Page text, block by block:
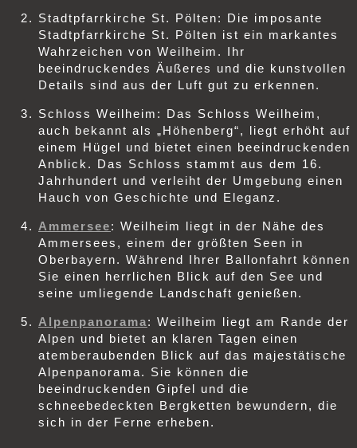
Stadtpfarrkirche St. Pölten: Die imposante
Stadtpfarrkirche St. Pölten ist ein markantes
Wahrzeichen von Weilheim. Ihr
beeindruckendes Äußeres und die kunstvollen
Details sind aus der Luft gut zu erkennen.
Schloss Weilheim: Das Schloss Weilheim,
auch bekannt als „Höhenberg“, liegt erhöht auf
einem Hügel und bietet einen beeindruckenden
Anblick. Das Schloss stammt aus dem 16.
Jahrhundert und verleiht der Umgebung einen
Hauch von Geschichte und Eleganz.
Ammersee: Weilheim liegt in der Nähe des
Ammersees, einem der größten Seen in
Oberbayern. Während Ihrer Ballonfahrt können
Sie einen herrlichen Blick auf den See und
seine umliegende Landschaft genießen.
Alpenpanorama: Weilheim liegt am Rande der
Alpen und bietet an klaren Tagen einen
atemberaubenden Blick auf das majestätische
Alpenpanorama. Sie können die
beeindruckenden Gipfel und die
schneebedeckten Bergketten bewundern, die
sich in der Ferne erheben.